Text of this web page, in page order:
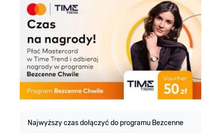
Najwyższy czas dołączyć do programu Bezcenne